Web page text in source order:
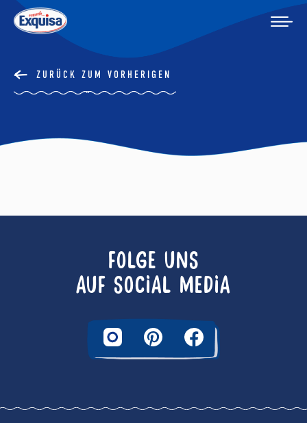
ZURÜCK ZUM VORHERIGEN
FOLGE UNS
AUF SOCIAL MEDIA